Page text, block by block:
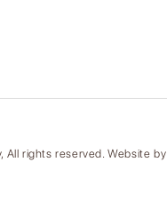
rights reserved. Website by